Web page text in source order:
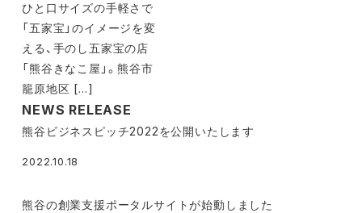
ひと口サイズの手軽さで
「五家宝」のイメージを変
える、手のし五家宝の店
「熊谷きなこ屋」。熊谷市
籠原地区 […]
NEWS RELEASE
熊谷ビジネスピッチ2022を公開いたします
2022.10.18
熊谷の創業支援ポータルサイトが始動しました